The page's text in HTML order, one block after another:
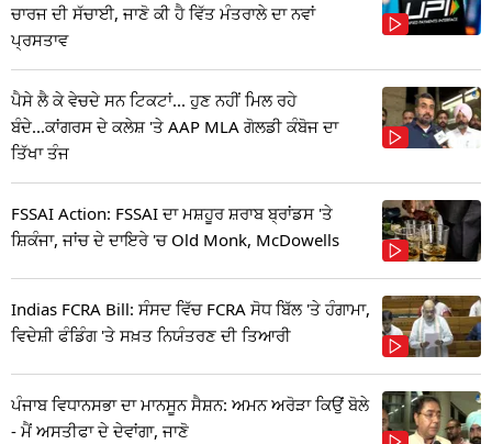
ਚਾਰਜ ਦੀ ਸੱਚਾਈ, ਜਾਣੋ ਕੀ ਹੈ ਵਿੱਤ ਮੰਤਰਾਲੇ ਦਾ ਨਵਾਂ
ਪ੍ਰਸਤਾਵ
ਪੈਸੇ ਲੈ ਕੇ ਵੇਚਦੇ ਸਨ ਟਿਕਟਾਂ... ਹੁਣ ਨਹੀਂ ਮਿਲ ਰਹੇ
ਬੰਦੇ...ਕਾਂਗਰਸ ਦੇ ਕਲੇਸ਼ 'ਤੇ AAP MLA ਗੋਲਡੀ ਕੰਬੋਜ ਦਾ
ਤਿੱਖਾ ਤੰਜ
FSSAI Action: FSSAI ਦਾ ਮਸ਼ਹੂਰ ਸ਼ਰਾਬ ਬ੍ਰਾਂਡਸ 'ਤੇ
ਸ਼ਿਕੰਜਾ, ਜਾਂਚ ਦੇ ਦਾਇਰੇ 'ਚ Old Monk, McDowells
Indias FCRA Bill: ਸੰਸਦ ਵਿੱਚ FCRA ਸੋਧ ਬਿੱਲ 'ਤੇ ਹੰਗਾਮਾ,
ਵਿਦੇਸ਼ੀ ਫੰਡਿੰਗ 'ਤੇ ਸਖ਼ਤ ਨਿਯੰਤਰਣ ਦੀ ਤਿਆਰੀ
ਪੰਜਾਬ ਵਿਧਾਨਸਭਾ ਦਾ ਮਾਨਸੂਨ ਸੈਸ਼ਨ: ਅਮਨ ਅਰੋੜਾ ਕਿਉਂ ਬੋਲੇ
- ਮੈਂ ਅਸਤੀਫਾ ਦੇ ਦੇਵਾਂਗਾ, ਜਾਣੋ